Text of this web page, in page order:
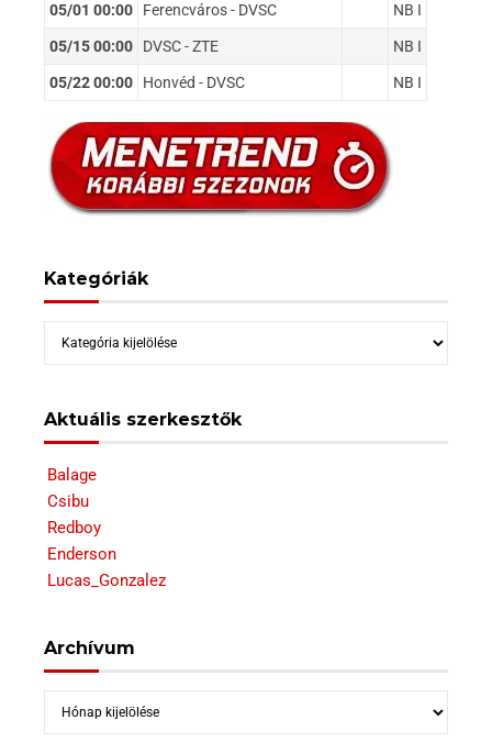
05/01 00:00 Ferencváros - DVSC NB I
05/15 00:00 DVSC - ZTE NB I
05/22 00:00 Honvéd - DVSC NB I
Kategóriák
Kategóriák
Aktuális szerkesztők
Balage
Csibu
Redboy
Enderson
Lucas_Gonzalez
Archívum
Archívum